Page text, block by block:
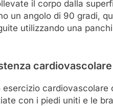
il corpo dalla
un angolo di 90 gradi,
utilizzando una
cardiovascolare
con i piedi uniti e le